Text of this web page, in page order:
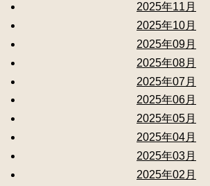
2025年11月
2025年10月
2025年09月
2025年08月
2025年07月
2025年06月
2025年05月
2025年04月
2025年03月
2025年02月